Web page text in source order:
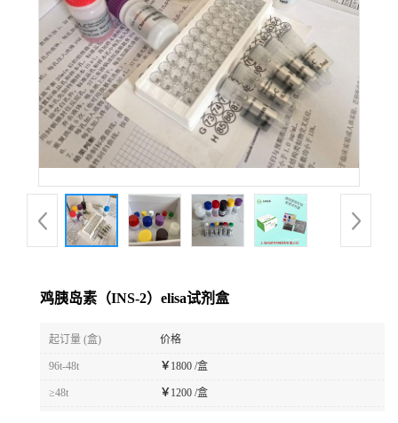
鸡胰岛素（INS-2）elisa试剂盒
起订量 (盒) 价格
96t-48t ￥ 1800 /盒
≥48t ￥ 1200 /盒